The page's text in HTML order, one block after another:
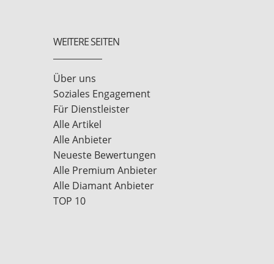
WEITERE SEITEN
Über uns
Soziales Engagement
Für Dienstleister
Alle Artikel
Alle Anbieter
Neueste Bewertungen
Alle Premium Anbieter
Alle Diamant Anbieter
TOP 10